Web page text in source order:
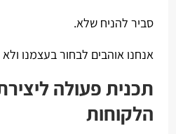
סביר להניח שלא.
אנחנו אוהבים לבחור בעצמנו ולא
תכנית פעולה
הלקוחות